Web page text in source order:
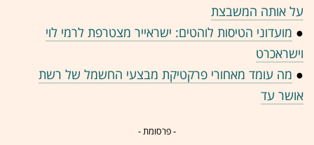
על אותה המשבצת
● מועדוני הטיסות לוהטים: ישראייר מצטרפת לרמי לוי
וישראכרט
● מה עומד מאחורי פרקטיקת מבצעי החשמל של רשת
אושר עד
- פרסומת -